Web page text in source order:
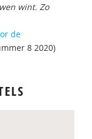
wint. Zo
de
8 2020)